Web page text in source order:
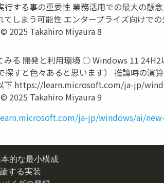
行する事の重要性 業務活用での最大の
てしまう可能性 エンタープライズ向けで
2025 Takahiro Miyaura 8
みる 開発と利用環境 ○ Windows 11
すと色々あると思います） 推論時の演
下 https://learn.microsoft.com/ja-jp/
2025 Takahiro Miyaura 9
ja-jp/windows/ai/
的な最小構成
する実装